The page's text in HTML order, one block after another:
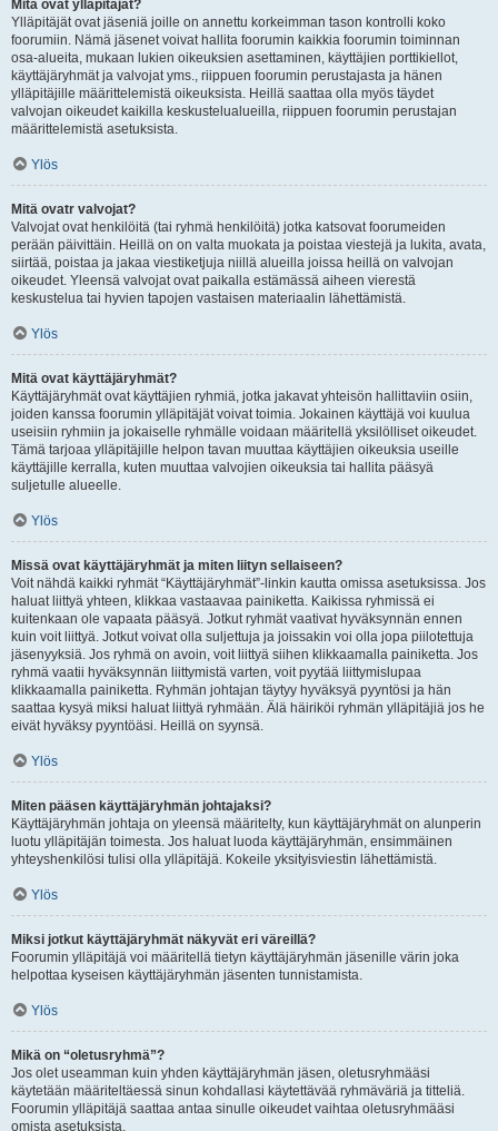
Mitä ovat ylläpitäjät?
Ylläpitäjät ovat jäseniä joille on annettu korkeimman tason kontrolli koko
foorumiin. Nämä jäsenet voivat hallita foorumin kaikkia foorumin toiminnan
osa-alueita, mukaan lukien oikeuksien asettaminen, käyttäjien porttikiellot,
käyttäjäryhmät ja valvojat yms., riippuen foorumin perustajasta ja hänen
ylläpitäjille määrittelemistä oikeuksista. Heillä saattaa olla myös täydet
valvojan oikeudet kaikilla keskustelualueilla, riippuen foorumin perustajan
määrittelemistä asetuksista.
Ylös
Mitä ovatr valvojat?
Valvojat ovat henkilöitä (tai ryhmä henkilöitä) jotka katsovat foorumeiden
perään päivittäin. Heillä on on valta muokata ja poistaa viestejä ja lukita, avata,
siirtää, poistaa ja jakaa viestiketjuja niillä alueilla joissa heillä on valvojan
oikeudet. Yleensä valvojat ovat paikalla estämässä aiheen vierestä
keskustelua tai hyvien tapojen vastaisen materiaalin lähettämistä.
Ylös
Mitä ovat käyttäjäryhmät?
Käyttäjäryhmät ovat käyttäjien ryhmiä, jotka jakavat yhteisön hallittaviin osiin,
joiden kanssa foorumin ylläpitäjät voivat toimia. Jokainen käyttäjä voi kuulua
useisiin ryhmiin ja jokaiselle ryhmälle voidaan määritellä yksilölliset oikeudet.
Tämä tarjoaa ylläpitäjille helpon tavan muuttaa käyttäjien oikeuksia useille
käyttäjille kerralla, kuten muuttaa valvojien oikeuksia tai hallita pääsyä
suljetulle alueelle.
Ylös
Missä ovat käyttäjäryhmät ja miten liityn sellaiseen?
Voit nähdä kaikki ryhmät “Käyttäjäryhmät”-linkin kautta omissa asetuksissa. Jos
haluat liittyä yhteen, klikkaa vastaavaa painiketta. Kaikissa ryhmissä ei
kuitenkaan ole vapaata pääsyä. Jotkut ryhmät vaativat hyväksynnän ennen
kuin voit liittyä. Jotkut voivat olla suljettuja ja joissakin voi olla jopa piilotettuja
jäsenyyksiä. Jos ryhmä on avoin, voit liittyä siihen klikkaamalla painiketta. Jos
ryhmä vaatii hyväksynnän liittymistä varten, voit pyytää liittymislupaa
klikkaamalla painiketta. Ryhmän johtajan täytyy hyväksyä pyyntösi ja hän
saattaa kysyä miksi haluat liittyä ryhmään. Älä häiriköi ryhmän ylläpitäjiä jos he
eivät hyväksy pyyntöäsi. Heillä on syynsä.
Ylös
Miten pääsen käyttäjäryhmän johtajaksi?
Käyttäjäryhmän johtaja on yleensä määritelty, kun käyttäjäryhmät on alunperin
luotu ylläpitäjän toimesta. Jos haluat luoda käyttäjäryhmän, ensimmäinen
yhteyshenkilösi tulisi olla ylläpitäjä. Kokeile yksityisviestin lähettämistä.
Ylös
Miksi jotkut käyttäjäryhmät näkyvät eri väreillä?
Foorumin ylläpitäjä voi määritellä tietyn käyttäjäryhmän jäsenille värin joka
helpottaa kyseisen käyttäjäryhmän jäsenten tunnistamista.
Ylös
Mikä on “oletusryhmä”?
Jos olet useamman kuin yhden käyttäjäryhmän jäsen, oletusryhmääsi
käytetään määriteltäessä sinun kohdallasi käytettävää ryhmäväriä ja titteliä.
Foorumin ylläpitäjä saattaa antaa sinulle oikeudet vaihtaa oletusryhmääsi
omista asetuksista.